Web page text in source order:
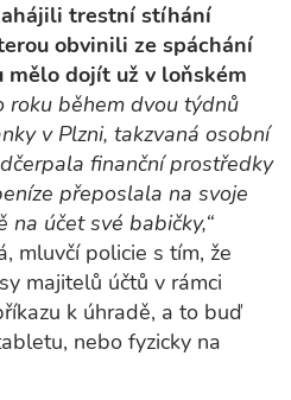
trestní stíhání
obvinili ze spáchání
dojít už v loňském
roku během dvou týdnů
v Plzni, takzvaná osobní
finanční prostředky
přeposlala na svoje
účet své babičky,“
mluvčí policie s tím, že
majitelů účtů v rámci
k úhradě, a to buď
nebo fyzicky na